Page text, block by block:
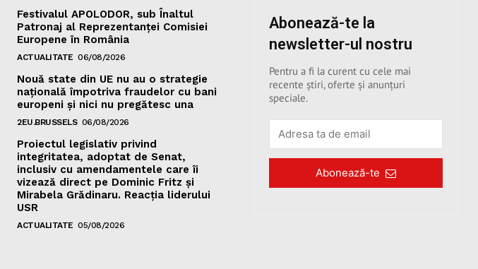
Festivalul APOLODOR, sub Înaltul
Patronaj al Reprezentanței Comisiei
Europene în România
ACTUALITATE 06/08/2026
Nouă state din UE nu au o strategie
națională împotriva fraudelor cu bani
europeni și nici nu pregătesc una
2EU.BRUSSELS 06/08/2026
Proiectul legislativ privind
integritatea, adoptat de Senat,
inclusiv cu amendamentele care îi
vizează direct pe Dominic Fritz și
Mirabela Grădinaru. Reacția liderului
USR
ACTUALITATE 05/08/2026
Abonează-te la
newsletter-ul nostru
Pentru a fi la curent cu cele mai
recente știri, oferte și anunțuri
speciale.
Abonează-te